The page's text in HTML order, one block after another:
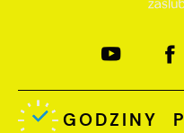
GODZINY